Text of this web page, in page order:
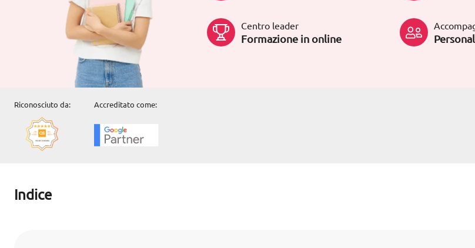
Centro leader
Formazione in online
Riconosciuto da: Accreditato come:
Indice